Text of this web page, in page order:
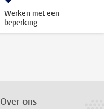
Werken met een
beperking
Over ons